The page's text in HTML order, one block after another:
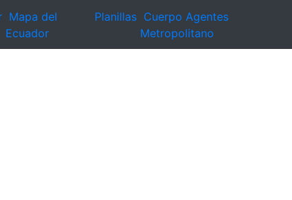
Mapa del
Ecuador
Planillas Cuerpo Agentes
Metropolitano